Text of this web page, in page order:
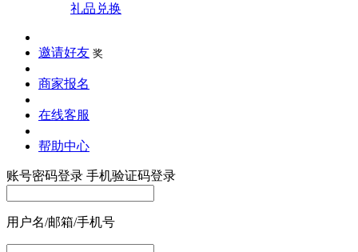
礼品兑换
邀请好友 奖
商家报名
在线客服
帮助中心
账号密码登录 手机验证码登录
用户名/邮箱/手机号